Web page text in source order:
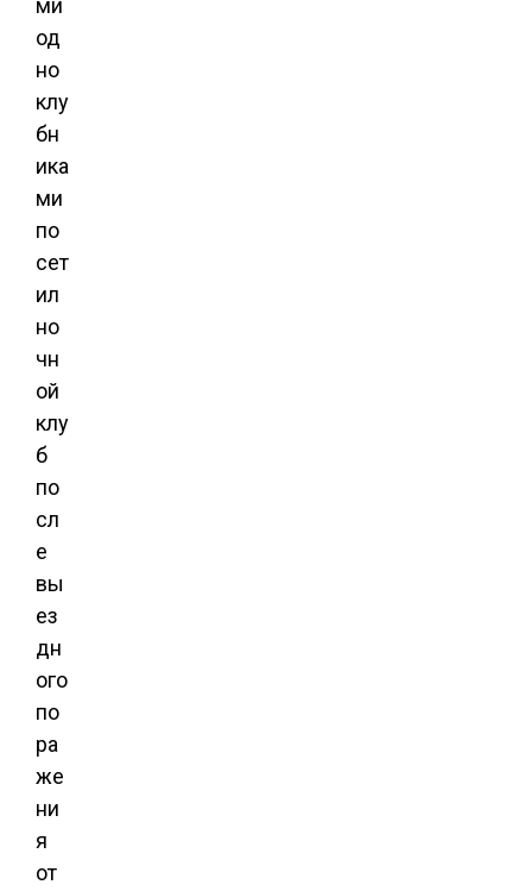
ми
од
но
клу
бн
ика
ми
по
сет
ил
но
чн
ой
клу
б
по
сл
е
вы
ез
дн
ого
по
ра
же
ни
я
от